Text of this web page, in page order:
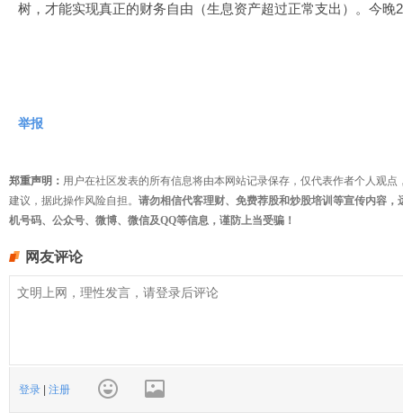
树，才能实现真正的财务自由（生息资产超过正常支出）。今晚
举报
郑重声明： 用户在社区发表的所有信息将由本网站记录保存，仅代表作者个人观
建议，据此操作风险自担。 请勿相信代客理财、免费荐股和炒股培训等宣传内容
机号码、公众号、微博、微信及QQ等信息，谨防上当受骗！
网友评论
登录 注册